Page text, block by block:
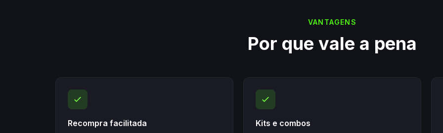
VANTAGENS
Por que vale a pena
Recompra facilitada Kits e combos